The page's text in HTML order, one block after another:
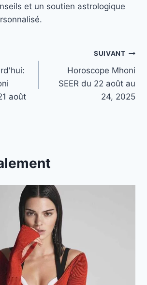
et un soutien astrologique
août
SUIVANT
Horoscope Mhoni
SEER du 22 août au
24, 2025